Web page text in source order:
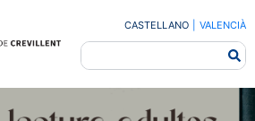
CASTELLANO VALENCIÀ